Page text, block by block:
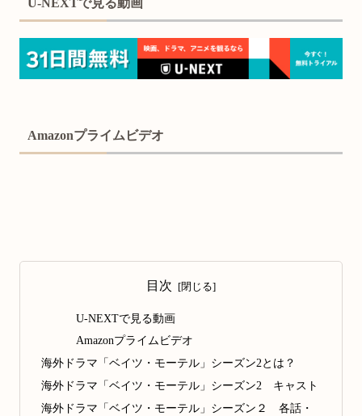
U-NEXTで見る動画
Amazonプライムビデオ
目次
U-NEXTで見る動画
Amazonプライムビデオ
海外ドラマ「ベイツ・モーテル」シーズン2とは？
海外ドラマ「ベイツ・モーテル」シーズン2 キャスト
海外ドラマ「ベイツ・モーテル」シーズン２ 各話・